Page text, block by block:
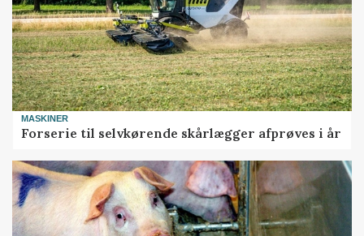
MASKINER
Forserie til selvkørende skårlægger afprøves i år